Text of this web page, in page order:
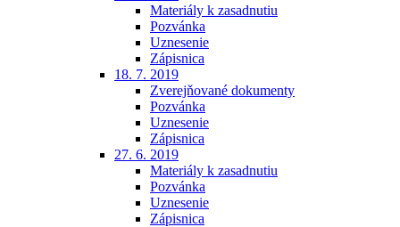
Materiály k zasadnutiu
Pozvánka
Uznesenie
Zápisnica
18. 7. 2019
Zverejňované dokumenty
Pozvánka
Uznesenie
Zápisnica
27. 6. 2019
Materiály k zasadnutiu
Pozvánka
Uznesenie
Zápisnica